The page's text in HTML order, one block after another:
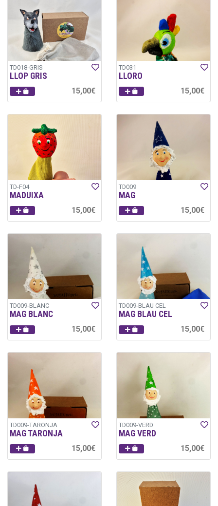
TD018-GRIS
LLOP GRIS
15,00€
TD031
LLORO
15,00€
TD-F04
MADUIXA
15,00€
TD009
MAG
15,00€
TD009-BLANC
MAG BLANC
15,00€
TD009-BLAU CEL
MAG BLAU CEL
15,00€
TD009-TARONJA
MAG TARONJA
15,00€
TD009-VERD
MAG VERD
15,00€